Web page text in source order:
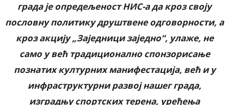
града је опредељеност НИС-а да кроз своју
пословну политику друштвене одговорности, а
кроз акцију „Заједници заједно“, улаже, не
само у већ традиционално спонзорисање
познатих културних манифестација, већ и у
инфраструктурни развој нашег града,
изградњу спортских терена, уређења